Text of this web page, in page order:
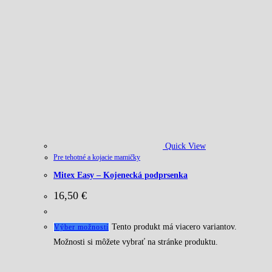
Quick View
Pre tehotné a kojacie mamičky
Mitex Easy – Kojenecká podprsenka
16,50 €
Výber možností Tento produkt má viacero variantov.
Možnosti si môžete vybrať na stránke produktu.